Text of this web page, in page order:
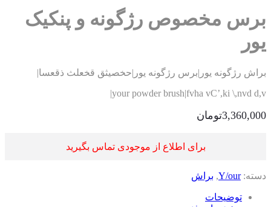
مخصوص رژگونه و پنکیک
رژگونه یور|برس رژگونه یور|حخصیثق قخعلث ذقعسا|
your powder brush|fvha vC’,ki \,nvd
تومان
برای اطلاع از موجودی تماس بگیرید
Y/our
,براش
توضیحات